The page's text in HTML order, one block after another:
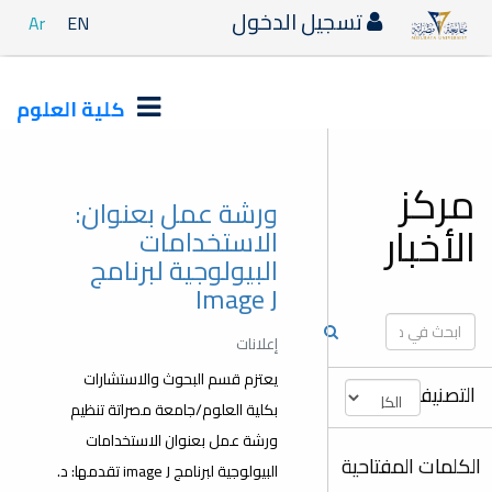
Ar EN
ورشة عمل بعنوان:
الاستخدامات
البيولوجية لبرنامج
Image J
إعلانات
يعتزم قسم البحوث والاستشارات
بكلية العلوم/جامعة مصراتة تنظيم
البيولوجية لبرنامج image J تقدمها: د.